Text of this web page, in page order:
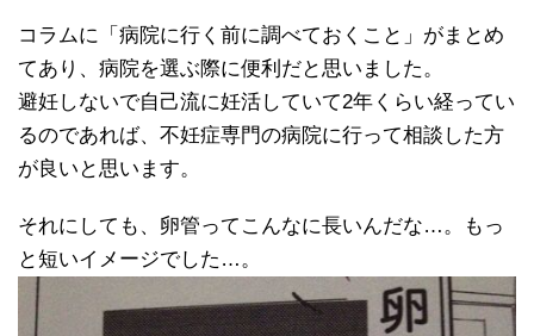
コラムに「病院に行く前に調べておくこと」がまとめ
てあり、病院を選ぶ際に便利だと思いました。
避妊しないで自己流に妊活していて2年くらい経ってい
るのであれば、不妊症専門の病院に行って相談した方
が良いと思います。
それにしても、卵管ってこんなに長いんだな…。もっ
と短いイメージでした…。